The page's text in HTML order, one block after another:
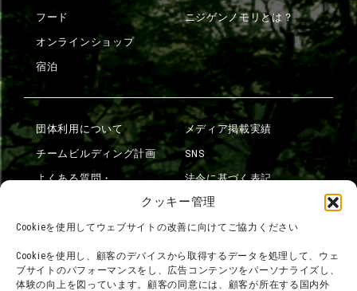
クッキー管理
Cookieを使用してウェブサイトの改善に向けてご協力ください
Cookieを使用し、顧客のデバイスから取得するデータを処理して、ウェ
ブサイトのパフォーマンスをし、広告コンテンツをパーソナライズし、
体験の向上を図っています。顧客の同意には、顧客が所在する国内外
フード
オンラインショップ
宿泊
ニジゲンノモリとは？
団体利用について
チームビルディング計画
よくある質問・
利用規約
プレスリリース
メディア掲載実績
SNS
法令に基づく表記
会社概要
スタッフ募集